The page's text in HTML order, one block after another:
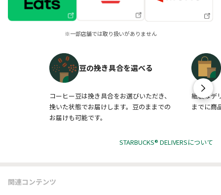
※一部店舗では取り扱いがありません
豆の挽き具合を選べる
コーヒー豆は挽き具合をお選びいただき、
挽いた状態でお届けします。豆のままでの
お届けも可能です。
紙袋はデ
までに商
STARBUCKS® DELIVERSについて
関連コンテンツ